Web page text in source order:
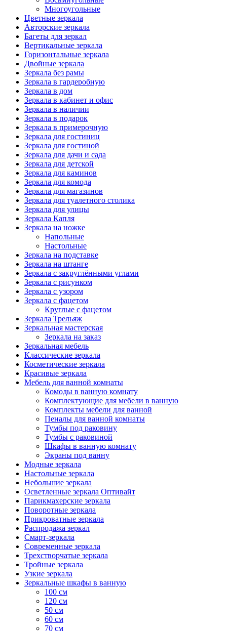
Многоугольные
Цветные зеркала
Авторские зеркала
Багеты для зеркал
Вертикальные зеркала
Горизонтальные зеркала
Двойные зеркала
Зеркала без рамы
Зеркала в гардеробную
Зеркала в дом
Зеркала в кабинет и офис
Зеркала в наличии
Зеркала в подарок
Зеркала в примерочную
Зеркала для гостиниц
Зеркала для гостиной
Зеркала для дачи и сада
Зеркала для детской
Зеркала для каминов
Зеркала для комода
Зеркала для магазинов
Зеркала для туалетного столика
Зеркала для улицы
Зеркала Капля
Зеркала на ножке
Напольные
Настольные
Зеркала на подставке
Зеркала на штанге
Зеркала с закруглёнными углами
Зеркала с рисунком
Зеркала с узором
Зеркала с фацетом
Круглые с фацетом
Зеркала Трельяж
Зеркальная мастерская
Зеркала на заказ
Зеркальная мебель
Классические зеркала
Косметические зеркала
Красивые зеркала
Мебель для ванной комнаты
Комоды в ванную комнату
Комплектующие для мебели в ванную
Комплекты мебели для ванной
Пеналы для ванной комнаты
Тумбы под раковину
Тумбы с раковиной
Шкафы в ванную комнату
Экраны под ванну
Модные зеркала
Настольные зеркала
Небольшие зеркала
Осветленные зеркала Оптивайт
Парикмахерские зеркала
Поворотные зеркала
Прикроватные зеркала
Распродажа зеркал
Смарт-зеркала
Современные зеркала
Трехстворчатые зеркала
Тройные зеркала
Узкие зеркала
Зеркальные шкафы в ванную
100 см
120 см
50 см
60 см
70 см